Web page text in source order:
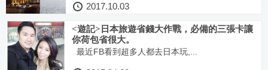
2017.10.03
<遊記>日本旅遊省錢大作戰，必備的三張卡讓
你荷包省很大。
最近FB看到超多人都去日本玩,...